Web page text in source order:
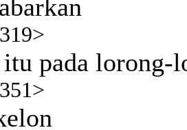
pada lorong-